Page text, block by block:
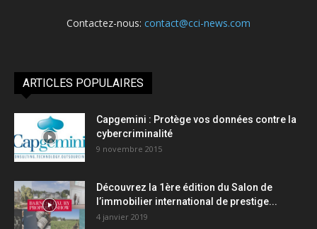
Contactez-nous: contact@cci-news.com
ARTICLES POPULAIRES
Capgemini : Protège vos données contre la
cybercriminalité
9 novembre 2015
Découvrez la 1ère édition du Salon de
l’immobilier international de prestige...
4 janvier 2019